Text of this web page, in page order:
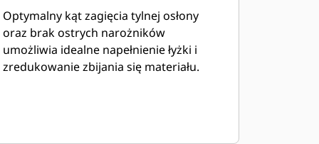
Optymalny kąt zagięcia tylnej osłony
oraz brak ostrych narożników
umożliwia idealne napełnienie łyżki i
zredukowanie zbijania się materiału.